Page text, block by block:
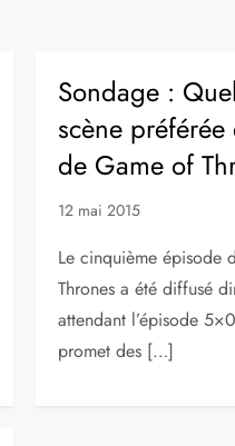
Sondage :
scène
de Game of
12 mai 2015
Le cinquième épisode
Thrones a été diffusé
attendant l’épisode
promet des […]